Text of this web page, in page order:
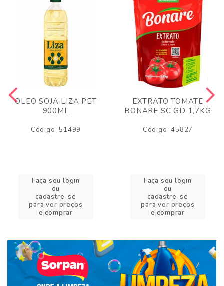
OLEO SOJA LIZA PET
900ML
Código: 51499
Faça seu login
ou
cadastre-se
para ver preços
e comprar
EXTRATO TOMATE
BONARE SC GD 1,7KG
Código: 45827
Faça seu login
ou
cadastre-se
para ver preços
e comprar